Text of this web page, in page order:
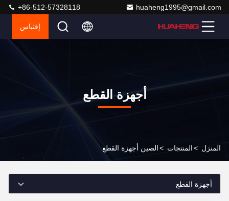
huaheng1995@gmail.com
+86-512-57328118
إقتباس
أجهزة القطع
المنزل >المنتجات >الصين أجهزة القطع
أجهزة القطع